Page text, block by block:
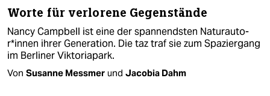
Worte für verlorene Gegenstände
Nancy Campbell ist eine der spannendsten Na­tur­au­to­
r*in­nen ihrer Generation. Die taz traf sie zum Spaziergang
im Berliner Viktoriapark.
Von Susanne Messmer und Jacobia Dahm